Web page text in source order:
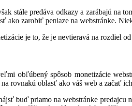
stále predáva odkazy a zarábajú na
ako zarobiť peniaze na webstránke.
je to, že je nevtieravá na rozdiel
obľúbený spôsob monetizácie
na rovnakú oblasť ako váš web a začať
buď priamo na webstránke